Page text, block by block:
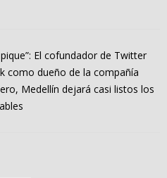
El cofundador de Twitter
como dueño de la compañía
Medellín dejará casi listos los